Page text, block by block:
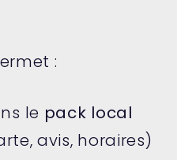
:
le pack local
avis, horaires)